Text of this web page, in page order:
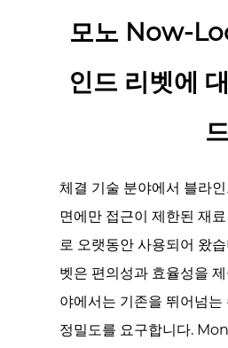
모노 Now-
인드 리벳에
드
체결 기술 분야에서 블라
면에만 접근이 제한된 재
로 오랫동안 사용되어 왔
벳은 편의성과 효율성을
야에서는 기존을 뛰어넘는
정밀도를 요구합니다.